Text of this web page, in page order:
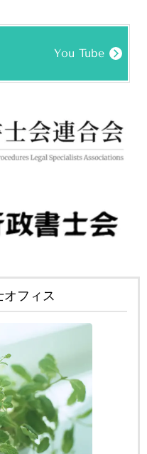
You Tube
オフィス